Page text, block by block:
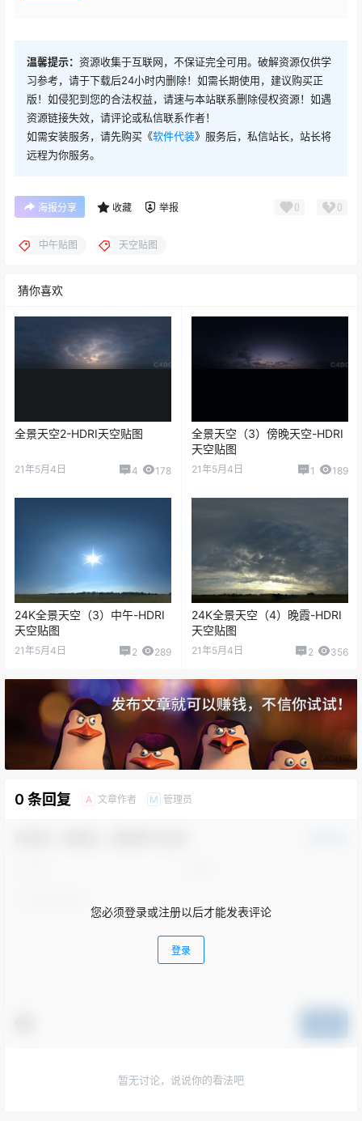
温馨提示： 资源收集于互联网，不保证完全可用。破解资源仅供学
习参考，请于下载后24小时内删除！如需长期使用，建议购买正
版！如侵犯到您的合法权益，请速与本站联系删除侵权资源！如遇
资源链接失效，请评论或私信联系作者！
如需安装服务，请先购买《软件代装》服务后，私信站长，站长将
远程为你服务。
海报分享 收藏 举报 0 0
中午贴图 天空贴图
猜你喜欢
全景天空2-HDRI天空贴图
21年5月4日 4 178
全景天空（3）傍晚天空-HDRI
天空贴图
21年5月4日 1 189
24K全景天空（3）中午-HDRI
天空贴图
21年5月4日 2 289
24K全景天空（4）晚霞-HDRI
天空贴图
21年5月4日 2 356
0 条回复 A 文章作者 M 管理员
您必须登录或注册以后才能发表评论
登录
暂无讨论，说说你的看法吧